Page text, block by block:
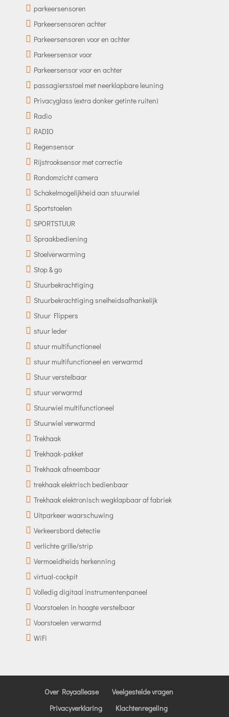
parkeersensoren
Parkeersensoren achter
Parkeersensoren voor en achter
Parkeersensor voor
Parkeersensor voor en achter
passagiersstoel met neerklapbare leuning
Privacyglass (extra donker getinte ruiten)
Radio
RADIO
Regensensor
Rijstrooksensor met correctie
Rondomzicht camera
Schakelmogelijkheid aan stuurwiel
Sportstoelen
SPORTSTUUR
Spraakbediening
Stoelverwarming
Stop & go
Stuurbekrachtiging
Stuurbekrachtiging snelheidsafhankelijk
Stuur Flippers
stuur leder
stuur multifunctioneel
stuur multifunctioneel en verwarmd
Stuur verstelbaar
stuur verwarmd
Stuurwiel multifunctioneel
Stuurwiel verwarmd
Trekhaak
Trekhaak-pakket
Trekhaak afneembaar
trekhaak elektrisch bedienbaar
Trekhaak elektronisch wegklapbaar af fabriek
Uitparkeer waarschuwing
Verkeersbord detectie
verlichte grille/strip
Vermoeidheids herkenning
virtual-cockpit
Volledig digitaal instrumentenpaneel
Voorstoelen in hoogte verstelbaar
Voorstoelen verwarmd
WiFi
Over Royaallease
Veelgestelde vragen
Privacyverklaring
Klachtenregeling